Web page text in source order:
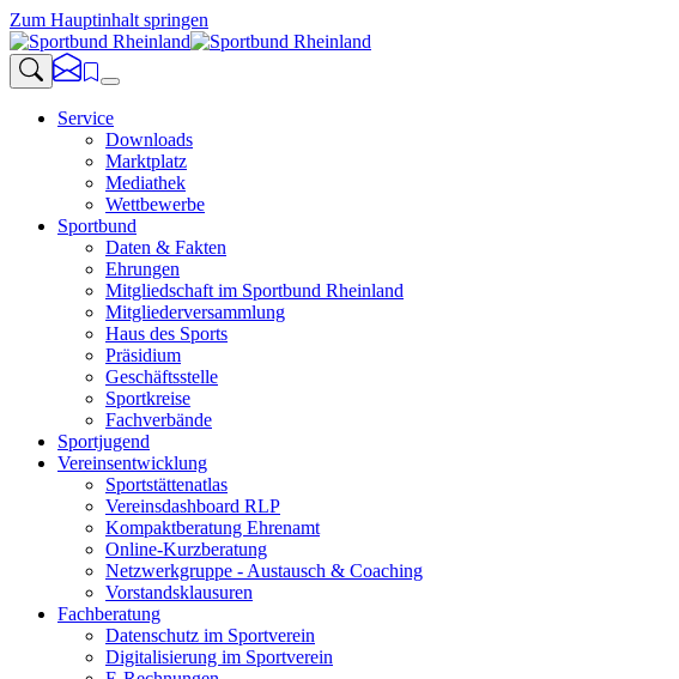
Zum Hauptinhalt springen
Service
Downloads
Marktplatz
Mediathek
Wettbewerbe
Sportbund
Daten & Fakten
Ehrungen
Mitgliedschaft im Sportbund Rheinland
Mitgliederversammlung
Haus des Sports
Präsidium
Geschäftsstelle
Sportkreise
Fachverbände
Sportjugend
Vereinsentwicklung
Sportstättenatlas
Vereinsdashboard RLP
Kompaktberatung Ehrenamt
Online-Kurzberatung
Netzwerkgruppe - Austausch & Coaching
Vorstandsklausuren
Fachberatung
Datenschutz im Sportverein
Digitalisierung im Sportverein